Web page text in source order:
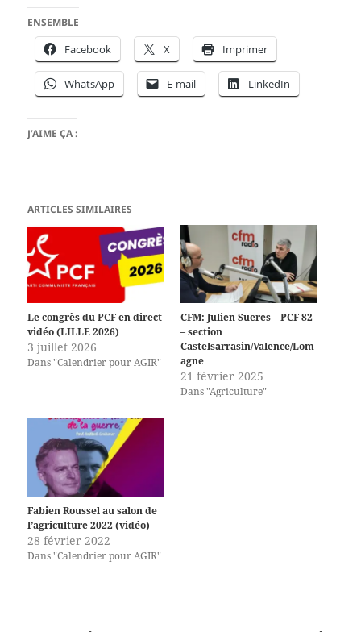
ENSEMBLE
Facebook X Imprimer
WhatsApp E-mail LinkedIn
J’AIME ÇA :
ARTICLES SIMILAIRES
Le congrès du PCF en direct
vidéo (LILLE 2026)
3 juillet 2026
Dans "Calendrier pour AGIR"
CFM: Julien Sueres – PCF 82
– section
Castelsarrasin/Valence/Lom
agne
21 février 2025
Dans "Agriculture"
Fabien Roussel au salon de
l’agriculture 2022 (vidéo)
28 février 2022
Dans "Calendrier pour AGIR"